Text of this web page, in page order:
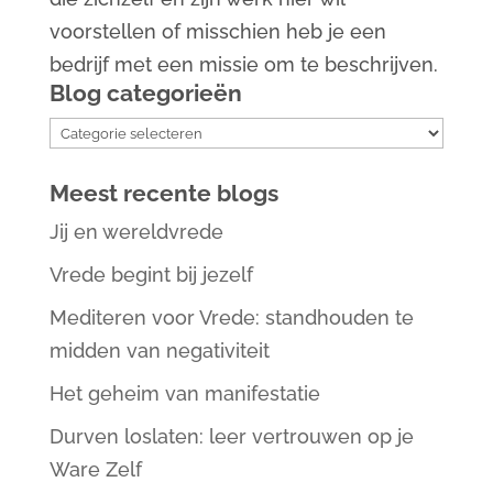
voorstellen of misschien heb je een
bedrijf met een missie om te beschrijven.
Blog categorieën
Blog
Meest recente blogs
Jij en wereldvrede
Vrede begint bij jezelf
Mediteren voor Vrede: standhouden te
midden van negativiteit
Het geheim van manifestatie
Durven loslaten: leer vertrouwen op je
Ware Zelf